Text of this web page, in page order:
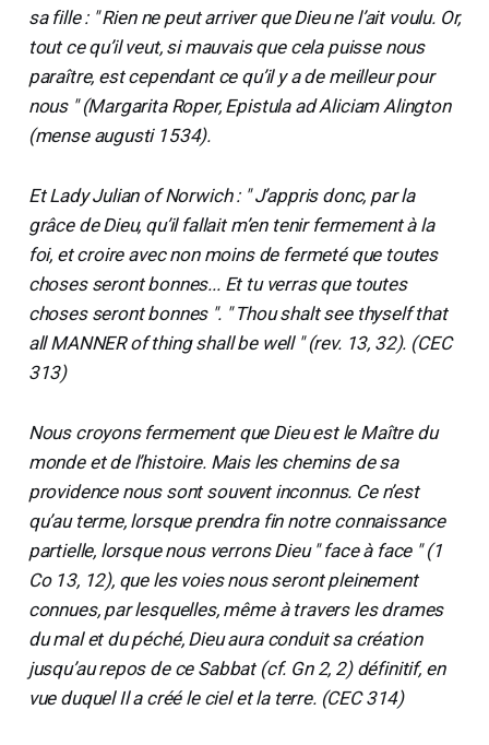
sa fille : " Rien ne peut arriver que Dieu ne l’ait voulu. Or,
tout ce qu’il veut, si mauvais que cela puisse nous
paraître, est cependant ce qu’il y a de meilleur pour
nous " (Margarita Roper, Epistula ad Aliciam Alington
(mense augusti 1534).
Et Lady Julian of Norwich : " J’appris donc, par la
grâce de Dieu, qu’il fallait m’en tenir fermement à la
foi, et croire avec non moins de fermeté que toutes
choses seront bonnes... Et tu verras que toutes
choses seront bonnes ". " Thou shalt see thyself that
all MANNER of thing shall be well " (rev. 13, 32). (CEC
313)
Nous croyons fermement que Dieu est le Maître du
monde et de l’histoire. Mais les chemins de sa
providence nous sont souvent inconnus. Ce n’est
qu’au terme, lorsque prendra fin notre connaissance
partielle, lorsque nous verrons Dieu " face à face " (1
Co 13, 12), que les voies nous seront pleinement
connues, par lesquelles, même à travers les drames
du mal et du péché, Dieu aura conduit sa création
jusqu’au repos de ce Sabbat (cf. Gn 2, 2) définitif, en
vue duquel Il a créé le ciel et la terre. (CEC 314)